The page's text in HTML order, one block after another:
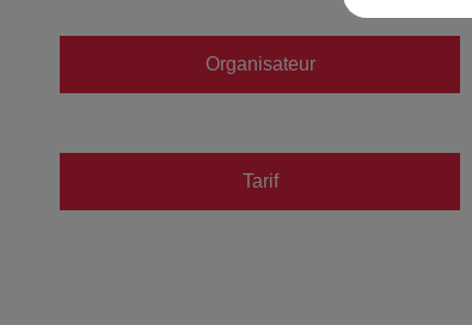
Organisateur
Tarif